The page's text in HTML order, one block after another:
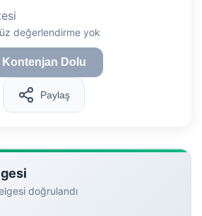
değerlendirme yok
Kontenjan Dolu
Paylaş
doğrulandı